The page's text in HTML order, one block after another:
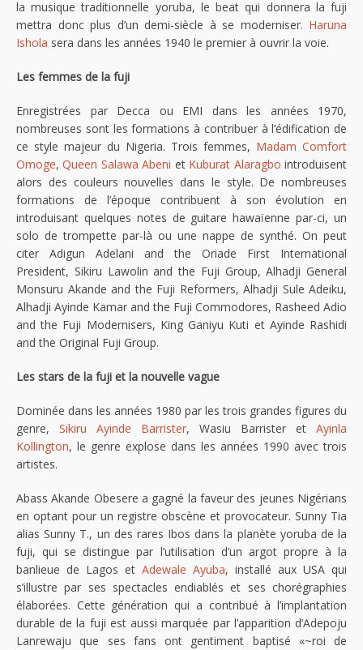
la musique traditionnelle yoruba, le beat qui donnera la fuji
mettra donc plus d’un demi-siècle à se moderniser. Haruna
Ishola sera dans les années 1940 le premier à ouvrir la voie.
Les femmes de la fuji
Enregistrées par Decca ou EMI dans les années 1970,
nombreuses sont les formations à contribuer à l’édification de
ce style majeur du Nigeria. Trois femmes, Madam Comfort
Omoge,Queen Salawa Abeni et Kuburat Alaragbo introduisent
alors des couleurs nouvelles dans le style. De nombreuses
formations de l’époque contribuent à son évolution en
introduisant quelques notes de guitare hawaïenne par-ci, un
solo de trompette par-là ou une nappe de synthé. On peut
citer Adigun Adelani and the Oriade First International
President, Sikiru Lawolin and the Fuji Group, Alhadji General
Monsuru Akande and the Fuji Reformers, Alhadji Sule Adeiku,
Alhadji Ayinde Kamar and the Fuji Commodores, Rasheed Adio
and the Fuji Modernisers, King Ganiyu Kuti et Ayinde Rashidi
and the Original Fuji Group.
Les stars de la fuji et la nouvelle vague
Dominée dans les années 1980 par les trois grandes figures du
genre, Sikiru Ayinde Barrister, Wasiu Barrister et Ayinla
Kollington, le genre explose dans les années 1990 avec trois
artistes.
Abass Akande Obesere a gagné la faveur des jeunes Nigérians
en optant pour un registre obscène et provocateur. Sunny Tia
alias Sunny T., un des rares Ibos dans la planète yoruba de la
fuji, qui se distingue par l’utilisation d’un argot propre à la
banlieue de Lagos et Adewale Ayuba, installé aux USA qui
s’illustre par ses spectacles endiablés et ses chorégraphies
élaborées. Cette génération qui a contribué à l’implantation
durable de la fuji est aussi marquée par l’apparition d’Adepoju
Lanrewaju que ses fans ont gentiment baptisé «~roi de